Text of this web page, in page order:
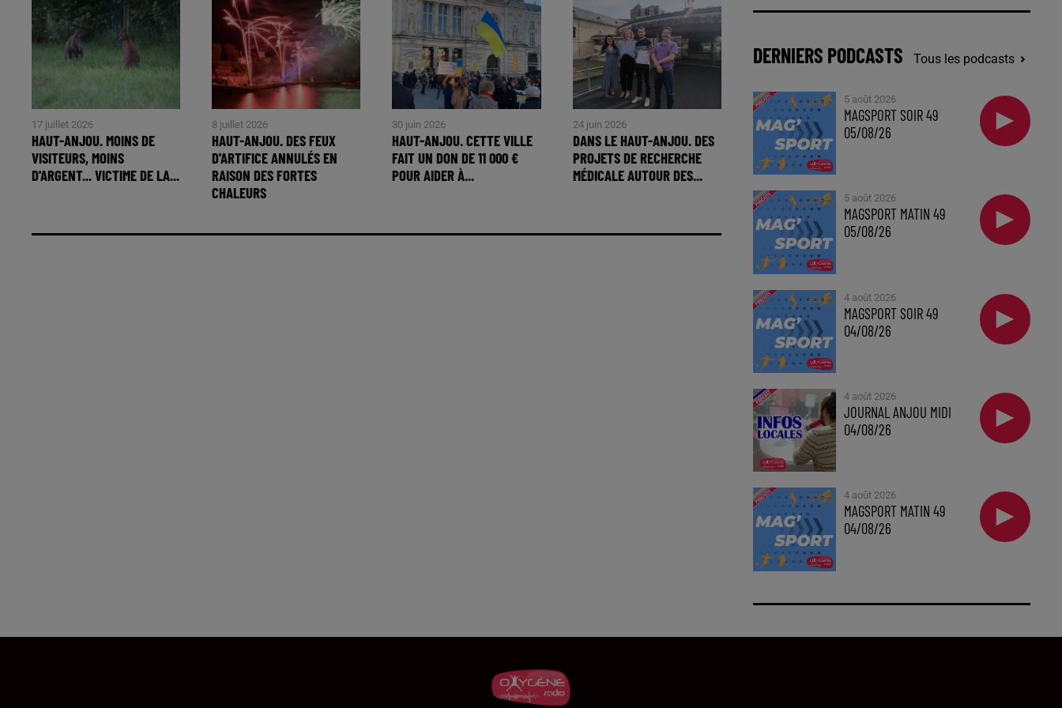
17 juillet 2026
HAUT-ANJOU. MOINS DE
VISITEURS, MOINS
D'ARGENT... VICTIME DE LA...
8 juillet 2026
HAUT-ANJOU. DES FEUX
D'ARTIFICE ANNULÉS EN
RAISON DES FORTES
CHALEURS
30 juin 2026
HAUT-ANJOU. CETTE VILLE
FAIT UN DON DE 11 000 €
POUR AIDER À...
24 juin 2026
DANS LE HAUT-ANJOU. DES
PROJETS DE RECHERCHE
MÉDICALE AUTOUR DES...
DERNIERS PODCASTS Tous les podcasts
5 août 2026
MAGSPORT SOIR 49
05/08/26
5 août 2026
MAGSPORT MATIN 49
05/08/26
4 août 2026
MAGSPORT SOIR 49
04/08/26
4 août 2026
JOURNAL ANJOU MIDI
04/08/26
4 août 2026
MAGSPORT MATIN 49
04/08/26